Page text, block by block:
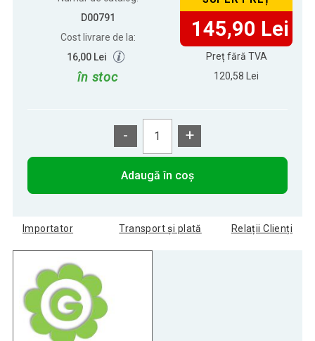
D00791
Cost livrare de la:
16,00 Lei
în stoc
145,90 Lei
Preț fără TVA
120,58 Lei
- +
Adaugă în coș
Importator Transport și plată Relații Clienți